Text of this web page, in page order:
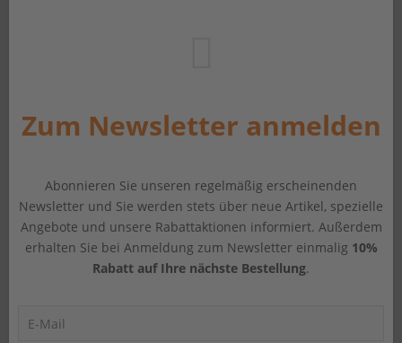
Zum Newsletter anmelden
Abonnieren Sie unseren regelmäßig erscheinenden
Newsletter und Sie werden stets über neue Artikel, spezielle
Angebote und unsere Rabattaktionen informiert. Außerdem
erhalten Sie bei Anmeldung zum Newsletter einmalig 10%
Rabatt auf Ihre nächste Bestellung.